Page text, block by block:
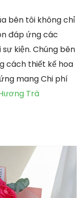
bên tôi không chỉ
đáp ứng các
kiện. Chúng bên
cách thiết kế hoa
mang Chi phí
Trà